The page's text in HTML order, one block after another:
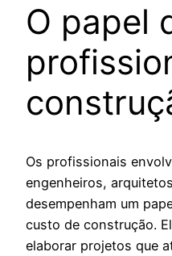
O papel
Os profissionais
engenheiros,
desempenham um
custo de construção.
elaborar projetos que